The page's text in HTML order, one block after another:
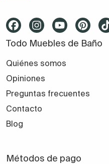
Todo Muebles de Baño
Quiénes somos
Opiniones
Preguntas frecuentes
Contacto
Blog
Métodos de pago